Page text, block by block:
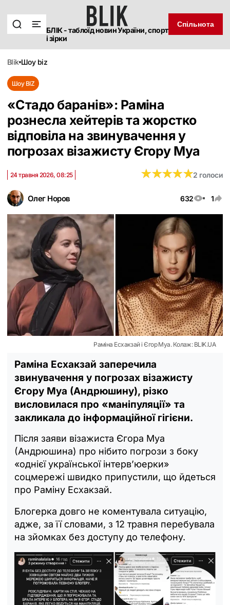
БЛІК - таблоїд новин України, спорт
і зірки
Спільнота
blik шоу biz
Шоу BIZ
«Стадо баранів»: Раміна
рознесла хейтерів та жорстко
відповіла на звинувачення у
погрозах візажисту Єгору Муа
Олег Норов 632 1
24 травня 2026, 08:25 ★★★★★
★★★★★2 голоси
Раміна Есхакзай і Єгор Муа. Колаж: BLIK.UA
Раміна Есхакзай заперечила
звинувачення у погрозах візажисту
Єгору Муа (Андрюшину), різко
висловилася про «маніпуляції» та
закликала до інформаційної гігієни.
Після заяви візажиста Єгора Муа
(Андрюшина) про нібито погрози з боку
«однієї української інтерв’юерки»
соцмережі швидко припустили, що йдеться
про Раміну Есхакзай.
Блогерка довго не коментувала ситуацію,
адже, за її словами, з 12 травня перебувала
на зйомках без доступу до телефону.